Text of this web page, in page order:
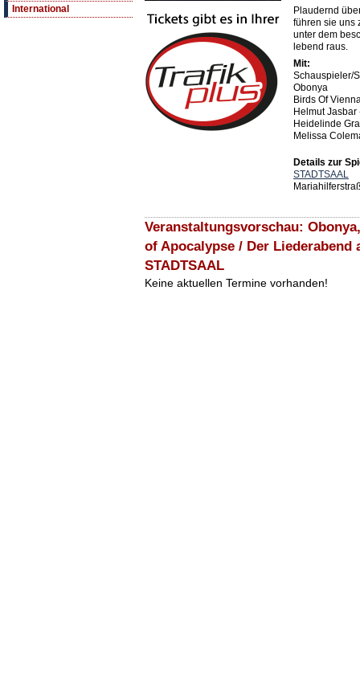
International
Plaudernd
führen sie uns
unter dem
lebend raus.
Mit:
Schauspieler/
Obonya
Birds Of
Helmut
Heidelinde
Melissa
Details zur
STADTSAAL
Veranstaltungsvorschau:
of Apocalypse / Der Liederabend
STADTSAAL
Keine aktuellen Termine vorhanden!